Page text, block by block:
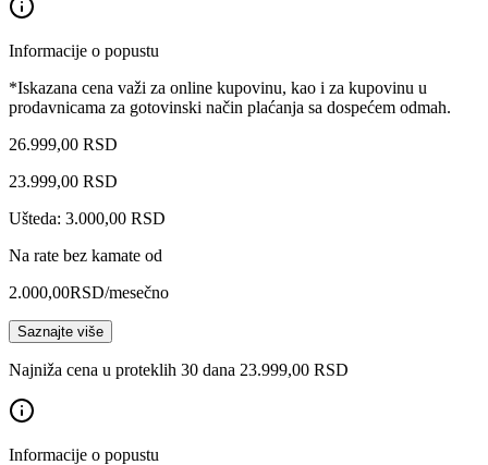
Informacije o popustu
*Iskazana cena važi za online kupovinu, kao i za kupovinu u
prodavnicama za gotovinski način plaćanja sa dospećem odmah.
26.999,00 RSD
23.999,00 RSD
Ušteda: 3.000,00 RSD
Na rate bez kamate od
2.000,00RSD/mesečno
Saznajte više
Najniža cena u proteklih 30 dana 23.999,00 RSD
Informacije o popustu